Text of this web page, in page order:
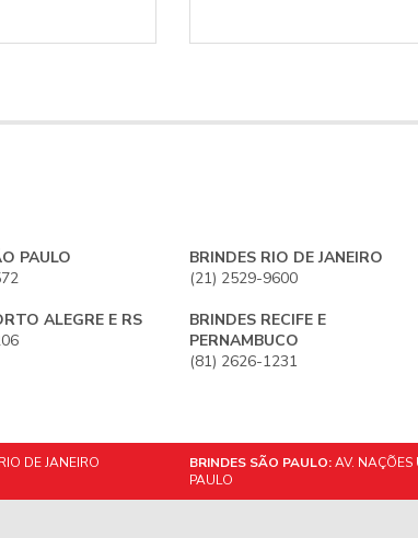
PAULO
ALEGRE E RS
BRINDES RIO DE JANEIRO
(21) 2529-9600
BRINDES RECIFE E
PERNAMBUCO
(81) 2626-1231
DE JANEIRO BRINDES SÃO PAULO:AV.
PAULO